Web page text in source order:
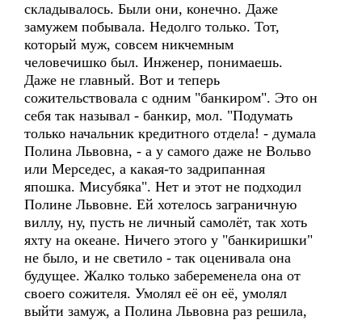
складывалось. Были они, конечно. Даже
замужем побывала. Недолго только. Тот,
который муж, совсем никчемным
человечишко был. Инженер, понимаешь.
Даже не главный. Вот и теперь
сожительствовала с одним "банкиром". Это он
себя так называл - банкир, мол. "Подумать
только начальник кредитного отдела! - думала
Полина Львовна, - а у самого даже не Вольво
или Мерседес, а какая-то задрипанная
япошка. Мисубяка". Нет и этот не подходил
Полине Львовне. Ей хотелось заграничную
виллу, ну, пусть не личный самолёт, так хоть
яхту на океане. Ничего этого у "банкиришки"
не было, и не светило - так оценивала она
будущее. Жалко только забеременела она от
своего сожителя. Умолял её он её, умолял
выйти замуж, а Полина Львовна раз решила,